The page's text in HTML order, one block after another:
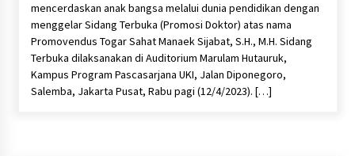
mencerdaskan anak bangsa melalui dunia pendidikan dengan
menggelar Sidang Terbuka (Promosi Doktor) atas nama
Promovendus Togar Sahat Manaek Sijabat, S.H., M.H. Sidang
Terbuka dilaksanakan di Auditorium Marulam Hutauruk,
Kampus Program Pascasarjana UKI, Jalan Diponegoro,
Salemba, Jakarta Pusat, Rabu pagi (12/4/2023). […]